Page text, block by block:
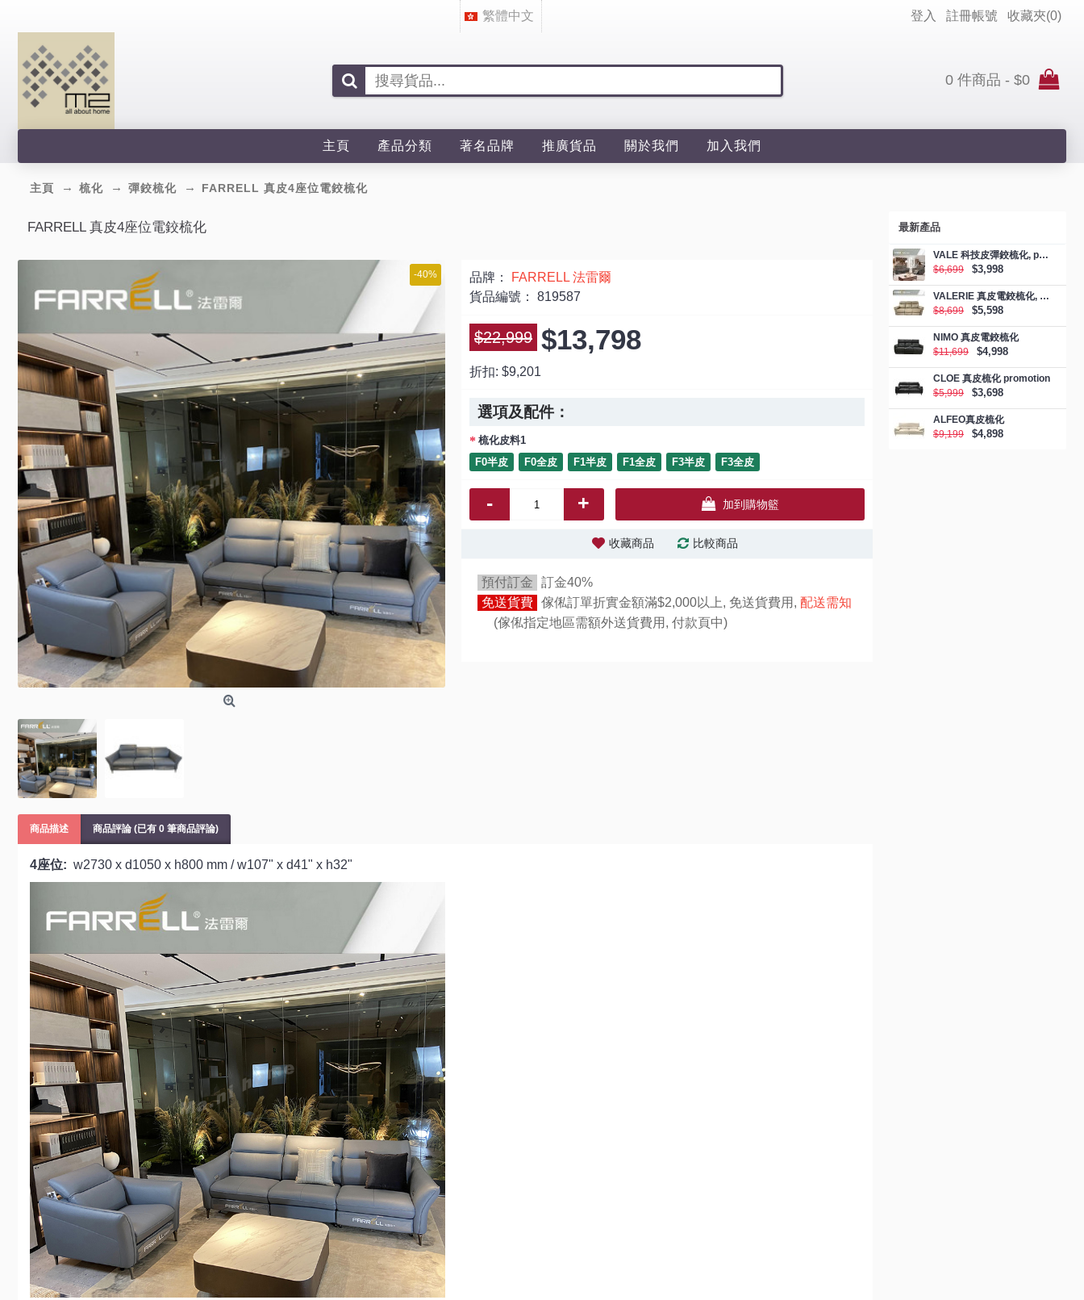
繁體中文 登入 註冊帳號 收藏夾(0)
0 件商品 - $0
主頁 產品分類 著名品牌 推廣貨品 關於我們 加入我們
主頁 梳化 彈鉸梳化 FARRELL 真皮4座位電鉸梳化
最新產品
VALE 科技皮彈鉸梳化, promotion
$6,699
$3,998
VALERIE 真皮電鉸梳化, promotion
$8,699
$5,598
NIMO 真皮電鉸梳化
$11,699
$4,998
CLOE 真皮梳化 promotion
$5,999
$3,698
ALFEO真皮梳化
$9,199
$4,898
FARRELL 真皮4座位電鉸梳化
-40% 品牌：
FARRELL 法雷爾
貨品編號： 819587
$22,999 $13,798
折扣: $9,201
選項及配件：
梳化皮料1
F0半皮
F0全皮 F1半皮 F1全皮 F3半皮 F3全皮
- + 加到購物籃
收藏商品 比較商品
預付訂金
訂金40%
免送貨費 傢俬訂單折實金額滿$2,000以上, 免送貨費用, 配送需知
(傢俬指定地區需額外送貨費用, 付款頁中)
商品描述 商品評論 (已有 0 筆商品評論)
4座位: w2730 x d1050 x h800 mm / w107" x d41" x h32"